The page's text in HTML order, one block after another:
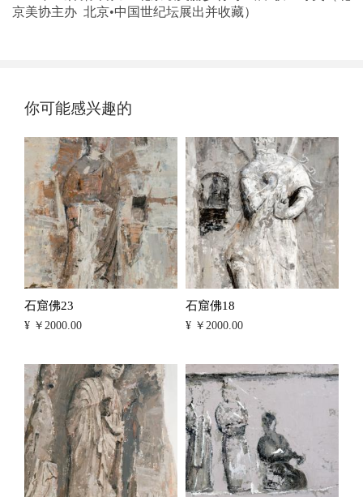
京美协主办 北京•中国世纪坛展出并收藏）
你可能感兴趣的
石窟佛23
¥ ￥2000.00
石窟佛18
¥ ￥2000.00